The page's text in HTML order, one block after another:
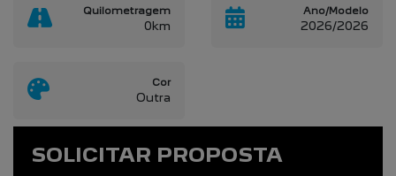
Quilometragem
0km
Ano/Modelo
2026/2026
Cor
Outra
SOLICITAR PROPOSTA